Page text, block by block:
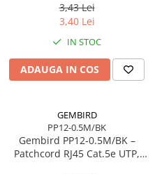
3,43 Lei
3,40 Lei
IN STOC
ADAUGA IN COS
GEMBIRD
PP12-0.5M/BK
Gembird PP12‑0.5M/BK –
Patchcord RJ45 Cat.5e UTP,